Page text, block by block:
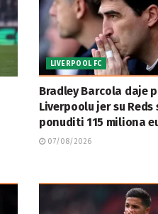
LIVERPOOL FC
Bradley Barcola daje
Liverpoolu jer su Reds
ponuditi 115 miliona
07/08/2026